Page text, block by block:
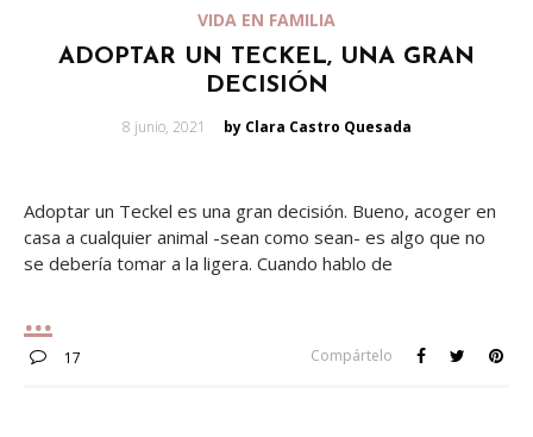
VIDA EN FAMILIA
ADOPTAR UN TECKEL, UNA GRAN
DECISIÓN
Posted
on
8 junio, 2021 by Clara Castro Quesada
Adoptar un Teckel es una gran decisión. Bueno, acoger en
casa a cualquier animal -sean como sean- es algo que no
se debería tomar a la ligera. Cuando hablo de
17 Compártelo